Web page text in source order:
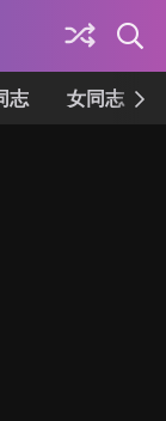
志 女同志